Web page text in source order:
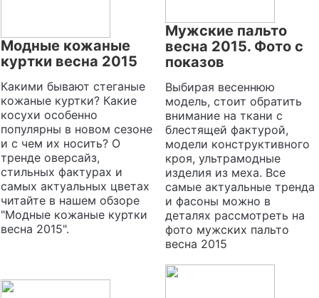
Модные кожаные
куртки весна 2015
Какими бывают стеганые
кожаные куртки? Какие
косухи особенно
популярны в новом сезоне
и с чем их носить? О
тренде оверсайз,
стильных фактурах и
самых актуальных цветах
читайте в нашем обзоре
"Модные кожаные куртки
весна 2015".
Мужские пальто
весна 2015. Фото с
показов
Выбирая весеннюю
модель, стоит обратить
внимание на ткани с
блестящей фактурой,
модели конструктивного
кроя, ультрамодные
изделия из меха. Все
самые актуальные тренда
и фасоны можно в
деталях рассмотреть на
фото мужских пальто
весна 2015